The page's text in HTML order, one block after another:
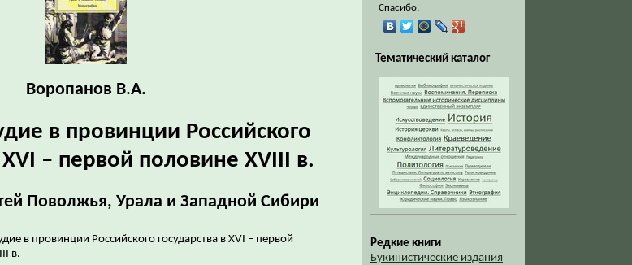
Воропанов В.А.
в провинции Российского
XVI – первой половине XVIII в.
Поволжья, Урала и Западной Сибири
в провинции Российского государства в XVI – первой
в.
Спасибо.
Тематический каталог
Редкие книги
Букинистические издания